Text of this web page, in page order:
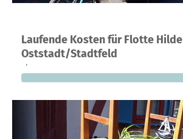
Laufende Kosten für Flotte Hilde |
Oststadt/Stadtfeld
Ein Projekt in Hildesheim, Deutschland
0 0 %